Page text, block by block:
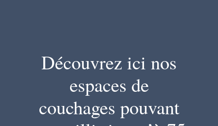
Découvrez ici nos
espaces de
couchages pouvant